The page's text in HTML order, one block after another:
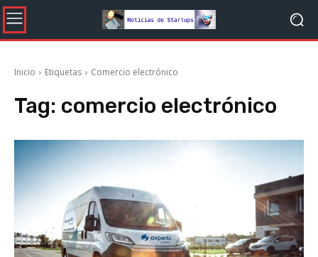
Inicio Etiquetas Comercio electrónico
Tag: comercio electrónico